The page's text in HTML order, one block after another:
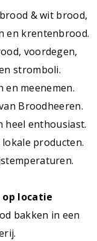
& wit brood,
en krentenbrood.
voordegen,
stromboli.
en meenemen.
Broodheeren.
heel enthousiast.
producten.
locatie
bakken in een